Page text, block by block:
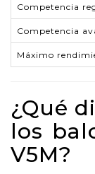
Competencia
Competencia
Máximo
¿Qué
los
V5M?